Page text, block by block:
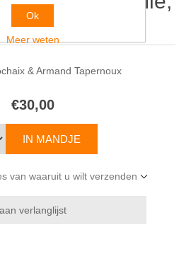
Hygiène
& Armand Tapernoux
€30,00
van waaruit u wilt verzenden
Ok
Meer weten